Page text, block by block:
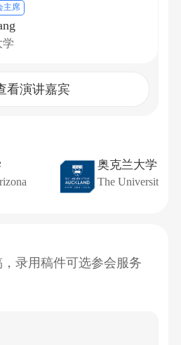
主席
学
看演讲嘉宾
奥克兰大学
The University of
录用稿件可选参会服务